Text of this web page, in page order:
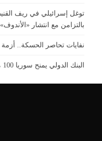
توغل إسرائيلي في ريف
بالتزامن مع انتشار «الأندوف»
نفايات تحاصر الحسكة.. أزمة
البنك الدولي يمنح سوريا 100 مليون دولار لتحديث القطاع المالي